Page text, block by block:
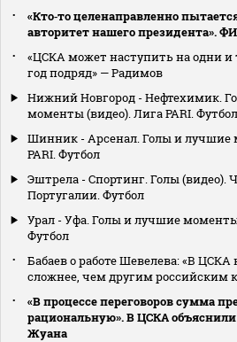
«Кто‑то целенаправленно
авторитет нашего президента».
«ЦСКА может наступить на одни и
год подряд» — Радимов
Нижний Новгород - Нефтехимик.
моменты (видео). Лига PARI. Футбол
Шинник - Арсенал. Голы и лучшие
PARI. Футбол
Эштрела - Спортинг. Голы (видео).
Португалии. Футбол
Урал - Уфа. Голы и лучшие моменты
Футбол
Бабаев о работе Шевелева: «В
сложнее, чем другим российским
«В процессе переговоров сумма
рациональную». В ЦСКА
Жуана